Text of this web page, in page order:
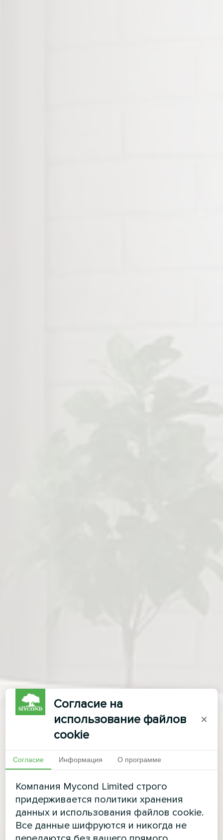
Согласие на
использование файлов
cookie
×
Согласие Информация О программе
Компания Mycond Limited строго
придерживается политики хранения
данных и использования файлов cookie.
Все данные шифруются и никогда не